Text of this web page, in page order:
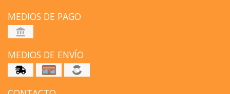
MEDIOS DE PAGO
MEDIOS DE ENVÍO